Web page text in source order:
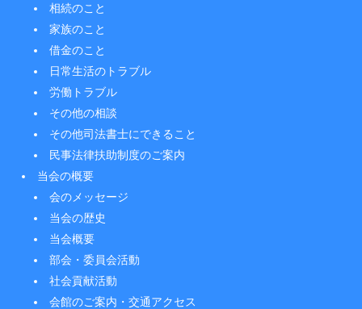
相続のこと
家族のこと
借金のこと
日常生活のトラブル
労働トラブル
その他の相談
その他司法書士にできること
民事法律扶助制度のご案内
当会の概要
会のメッセージ
当会の歴史
当会概要
部会・委員会活動
社会貢献活動
会館のご案内・交通アクセス